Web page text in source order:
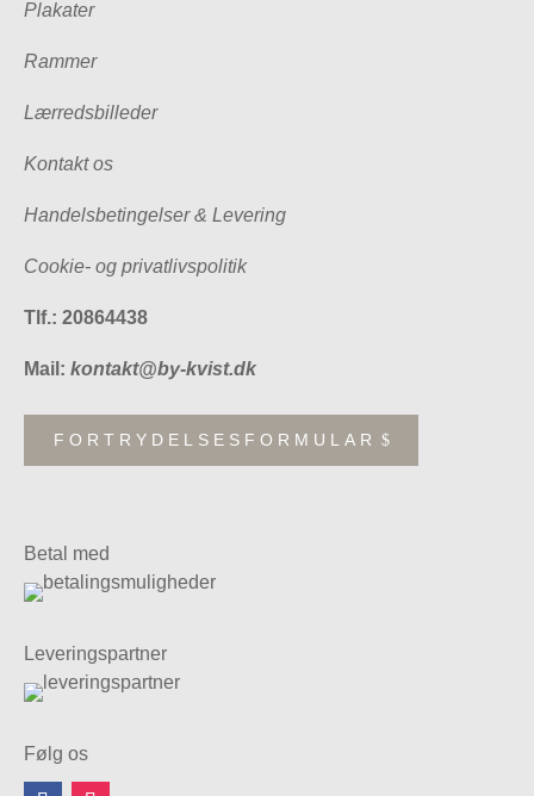
Plakater
Rammer
Lærredsbilleder
Kontakt os
Handelsbetingelser & Levering
Cookie- og privatlivspolitik
Tlf.: 20864438
Mail: kontakt@by-kvist.dk
FORTRYDELSESFORMULAR
Betal med
Leveringspartner
Følg os